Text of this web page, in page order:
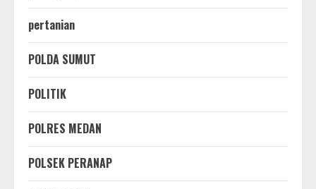
pertanian
POLDA SUMUT
POLITIK
POLRES MEDAN
POLSEK PERANAP